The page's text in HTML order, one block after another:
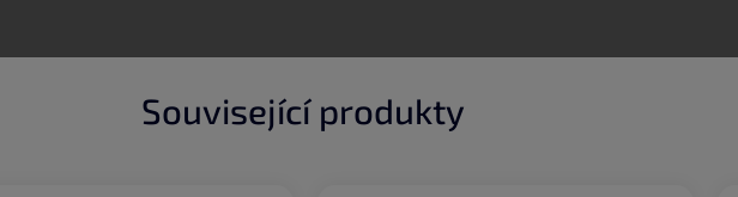
Související produkty